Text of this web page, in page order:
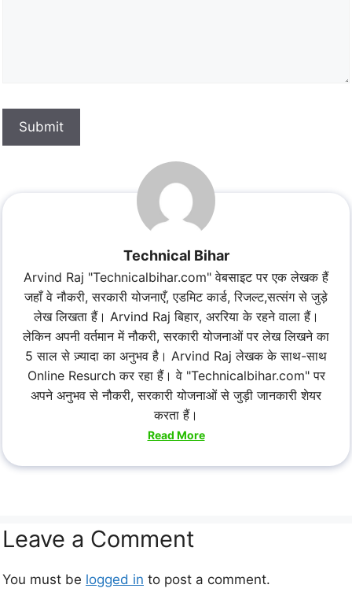
Submit
Technical Bihar
Arvind Raj "Technicalbihar.com" वेबसाइट पर एक लेखक हैं
जहाँ वे नौकरी, सरकारी योजनाएँ, एडमिट कार्ड, रिजल्ट,सत्संग से जुड़े
लेख लिखता हैं। Arvind Raj बिहार, अररिया के रहने वाला हैं।
लेकिन अपनी वर्तमान में नौकरी, सरकारी योजनाओं पर लेख लिखने का
5 साल से ज़्यादा का अनुभव है। Arvind Raj लेखक के साथ-साथ
Online Resurch कर रहा हैं। वे "Technicalbihar.com" पर
अपने अनुभव से नौकरी, सरकारी योजनाओं से जुड़ी जानकारी शेयर
करता हैं।
Read More
Leave a Comment
You must be logged in to post a comment.